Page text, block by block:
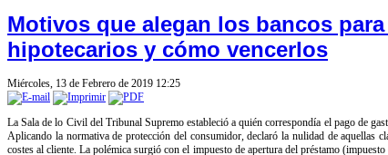
Motivos que alegan los bancos
hipotecarios y cómo vencerlos
Miércoles, 13 de Febrero de 2019 12:25
La Sala de lo Civil del Tribunal Supremo estableció a quién correspondía el pago de
Aplicando la normativa de protección del consumidor, declaró la nulidad de aquellas
costes al cliente. La polémica surgió con el impuesto de apertura del préstamo